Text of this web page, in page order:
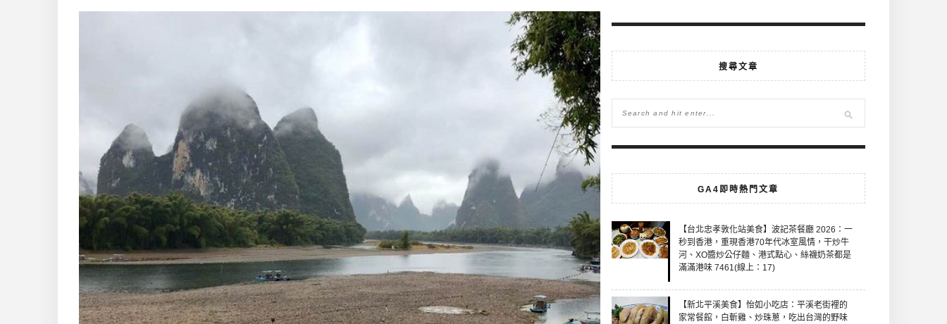
搜尋文章
GA4即時熱門文章
【台北忠孝敦化站美食】波記茶餐廳 2026：一
秒到香港，重現香港70年代冰室風情，干炒牛
河、XO醬炒公仔麵、港式點心、絲襪奶茶都是
滿滿港味 7461(線上：17)
【新北平溪美食】怡如小吃店：平溪老街裡的
家常餐館，白斬雞、炒珠蔥，吃出台灣的野味